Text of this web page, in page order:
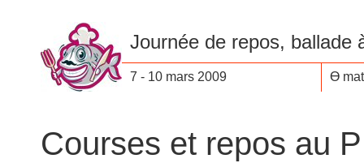
Journée de repos, ballade
7 - 10 mars 2009 Ө
Courses et repos au